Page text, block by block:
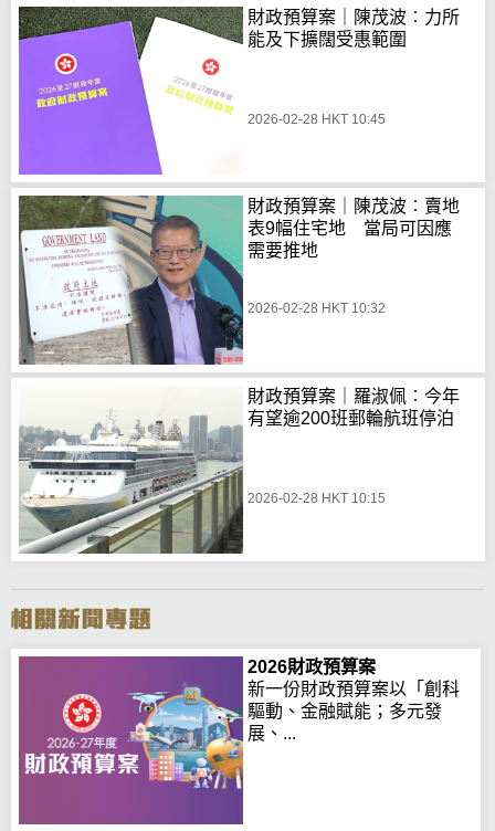
財政預算案｜陳茂波︰力所
能及下擴闊受惠範圍
2026-02-28 HKT 10:45
財政預算案｜陳茂波︰賣地
表9幅住宅地 當局可因應
需要推地
2026-02-28 HKT 10:32
財政預算案｜羅淑佩︰今年
有望逾200班郵輪航班停泊
2026-02-28 HKT 10:15
2026財政預算案
新一份財政預算案以「創科
驅動、金融賦能；多元發
展、...